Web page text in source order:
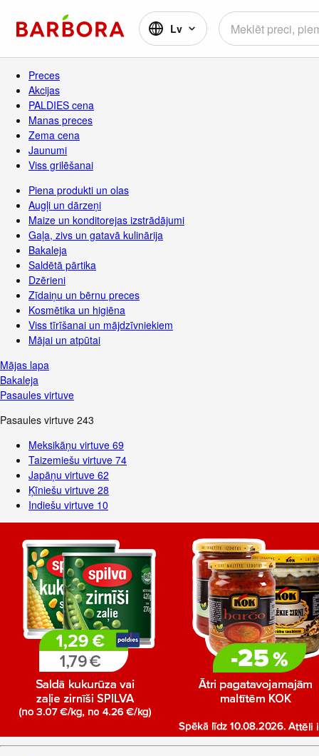
Lv
Preces
Akcijas
PALDIES cena
Manas preces
Zema cena
Jaunumi
Viss grilēšanai
Piena produkti un olas
Augļi un dārzeņi
Maize un konditorejas izstrādājumi
Gaļa, zivs un gatavā kulinārija
Bakaleja
Saldētā pārtika
Dzērieni
Zīdaiņu un bērnu preces
Kosmētika un higiēna
Viss tīrīšanai un mājdzīvniekiem
Mājai un atpūtai
Mājas lapa
Bakaleja
Pasaules virtuve
Pasaules virtuve 243
Meksikāņu virtuve 69
Taizemiešu virtuve 74
Japāņu virtuve 62
Ķīniešu virtuve 28
Indiešu virtuve 10